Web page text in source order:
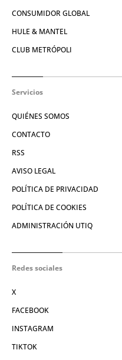
CONSUMIDOR GLOBAL
HULE & MANTEL
CLUB METRÓPOLI
Servicios
QUIÉNES SOMOS
CONTACTO
RSS
AVISO LEGAL
POLÍTICA DE PRIVACIDAD
POLÍTICA DE COOKIES
ADMINISTRACIÓN UTIQ
Redes sociales
X
FACEBOOK
INSTAGRAM
TIKTOK